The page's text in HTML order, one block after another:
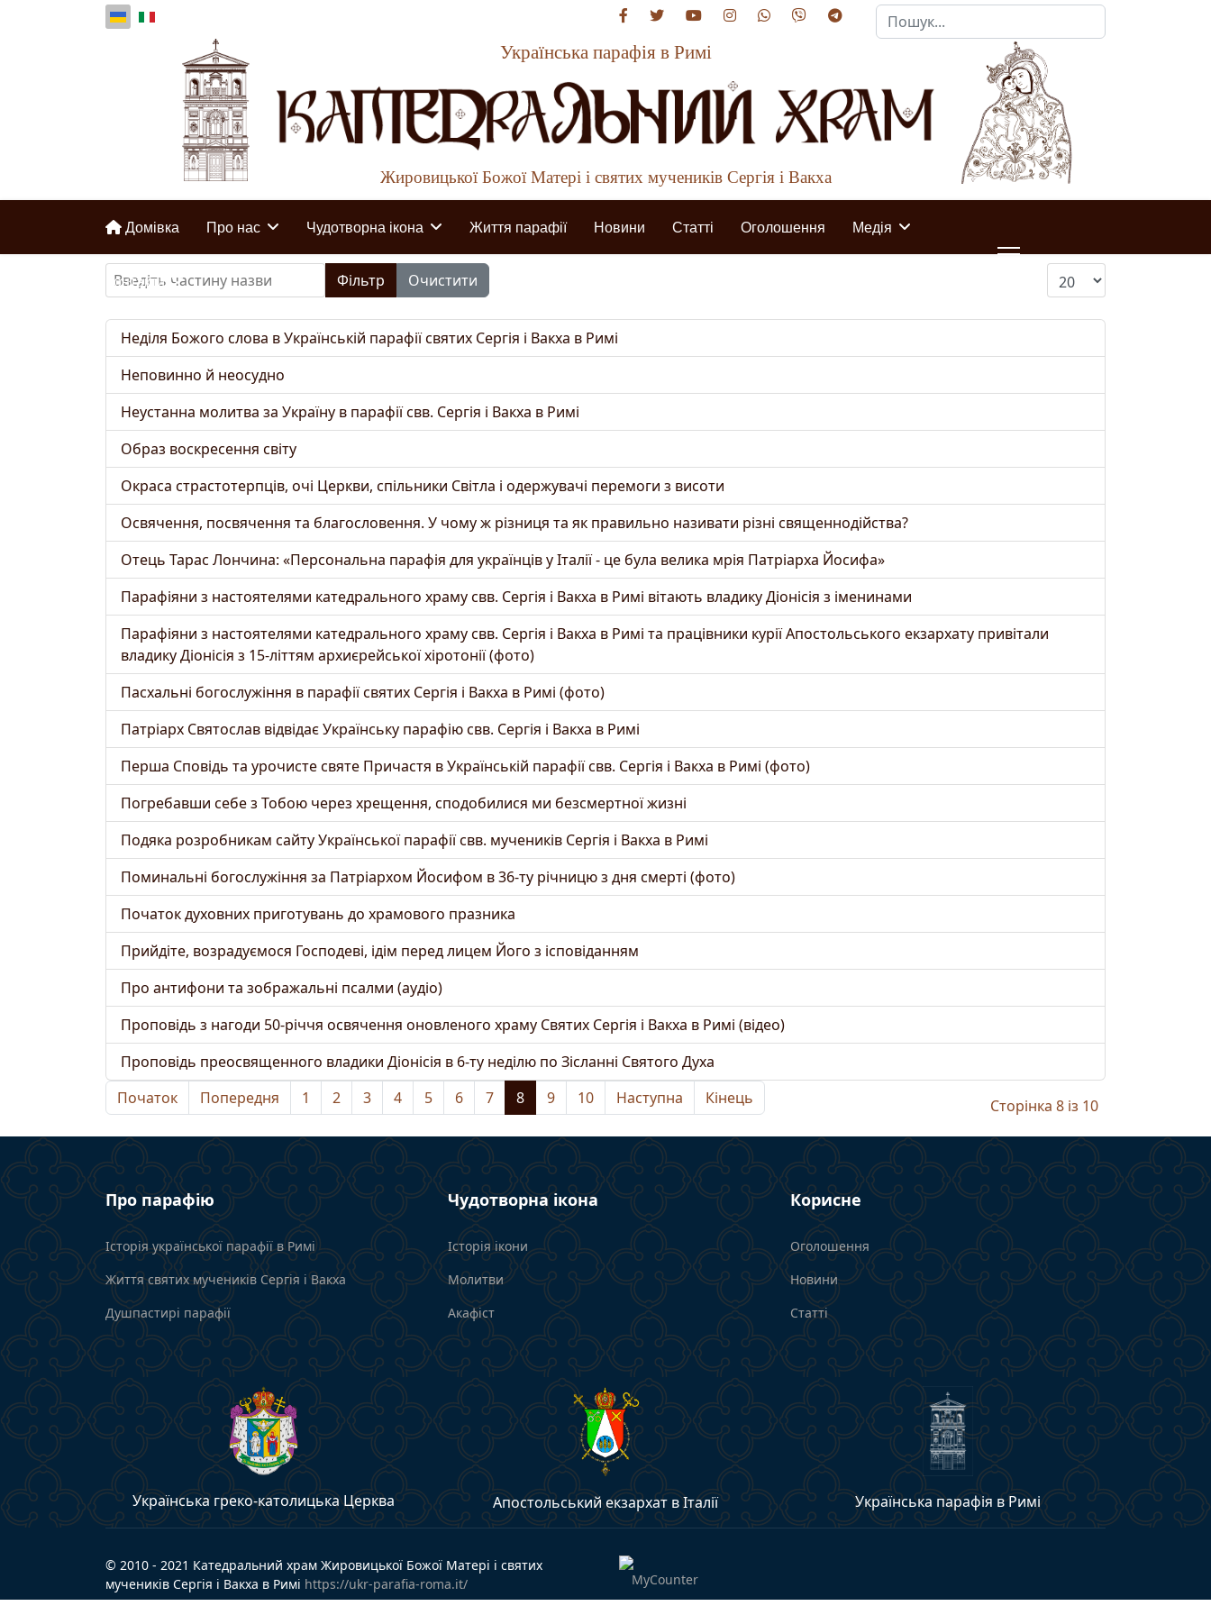
Пошук...
Українська парафія в Римі
Жировицької Божої Матері і святих мучеників Сергія і Вакха
Домівка Про нас Чудотворна ікона Життя парафії Новини Статті Оголошення Медія
Контакти
Введіть частину назви Фільтр Очистити Показувати
Неділя Божого слова в Українській парафії святих Сергія і Вакха в Римі
Неповинно й неосудно
Неустанна молитва за Україну в парафії свв. Сергія і Вакха в Римі
Образ воскресення світу
Окраса страстотерпців, очі Церкви, спільники Світла і одержувачі перемоги з висоти
Освячення, посвячення та благословення. У чому ж різниця та як правильно називати різні священнодійства?
Отець Тарас Лончина: «Персональна парафія для українців у Італії - це була велика мрія Патріарха Йосифа»
Парафіяни з настоятелями катедрального храму свв. Сергія і Вакха в Римі вітають владику Діонісія з іменинами
Парафіяни з настоятелями катедрального храму свв. Сергія і Вакха в Римі та працівники курії Апостольського екзархату привітали
владику Діонісія з 15-літтям архиєрейської хіротонії (фото)
Пасхальні богослужіння в парафії святих Сергія і Вакха в Римі (фото)
Патріарх Святослав відвідає Українську парафію свв. Сергія і Вакха в Римі
Перша Сповідь та урочисте святе Причастя в Українській парафії свв. Сергія і Вакха в Римі (фото)
Погребавши себе з Тобою через хрещення, сподобилися ми безсмертної жизні
Подяка розробникам сайту Української парафії свв. мучеників Сергія і Вакха в Римі
Поминальні богослужіння за Патріархом Йосифом в 36-ту річницю з дня смерті (фото)
Початок духовних приготувань до храмового празника
Прийдіте, возрадуємося Господеві, ідім перед лицем Його з ісповіданням
Про антифони та зображальні псалми (аудіо)
Проповідь з нагоди 50-річчя освячення оновленого храму Святих Сергія і Вакха в Римі (відео)
Проповідь преосвященного владики Діонісія в 6-ту неділю по Зісланні Святого Духа
Сторінка 8 із 10
Початок Попередня 1 2 3 4 5 6 7 8 9 10 Наступна Кінець
Про парафію
Історія української парафії в Римі
Життя святих мучеників Сергія і Вакха
Душпастирі парафії
Чудотворна ікона
Історія ікони
Молитви
Акафіст
Корисне
Оголошення
Новини
Статті
Українська греко-католицька Церква Апостольський екзархат в Італії Українська парафія в Римі
© 2010 - 2021 Катедральний храм Жировицької Божої Матері і святих
мучеників Сергія і Вакха в Римі https://ukr-parafia-roma.it/